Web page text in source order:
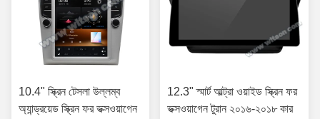
10.4" স্ক্রিন টেসলা উল্লম্ব
অ্যান্ড্রয়েড স্ক্রিন ফর ভক্সওয়াগেন
12.3" স্মার্ট আল্ট্রা ওয়াইড স্ক্রিন ফর
ভক্সওয়াগেন টুরান ২০১৬-২০১৮ কার